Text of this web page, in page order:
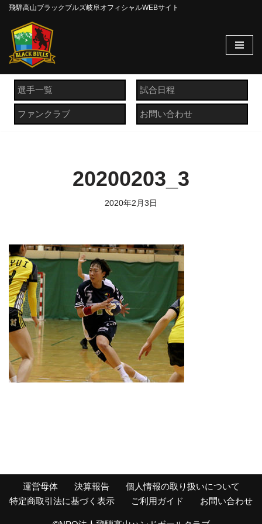
コ
ン
テ
ン
へ
飛騨高山ブラックブルズ岐阜オフィシャルWEBサイト
選手一覧 試合日程
ファンクラブ お問い合わせ
20200203_3
2020年2月3日
運営母体 決算報告
個人情報の取り扱いについて
特定商取引法に基づく表示
ご利用ガイド お問い合わせ